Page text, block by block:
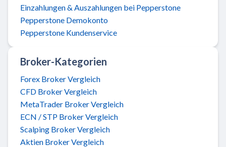
Einzahlungen & Auszahlungen bei Pepperstone
Pepperstone Demokonto
Pepperstone Kundenservice
Broker-Kategorien
Forex Broker Vergleich
CFD Broker Vergleich
MetaTrader Broker Vergleich
ECN / STP Broker Vergleich
Scalping Broker Vergleich
Aktien Broker Vergleich